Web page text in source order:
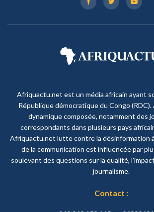
Afriquactu.net est un média africain ayant
République démocratique du Congo
dynamique composée, notamment des
correspondants dans plusieurs pays
Afriquactu.net lutte contre la désinformation
de la communication est influencée par
soulevant des questions sur la qualité,
journalisme.
Contact :